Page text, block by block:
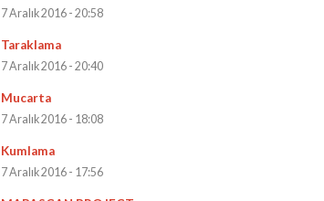
7 Aralık 2016 - 20:58
Taraklama
7 Aralık 2016 - 20:40
Mucarta
7 Aralık 2016 - 18:08
Kumlama
7 Aralık 2016 - 17:56